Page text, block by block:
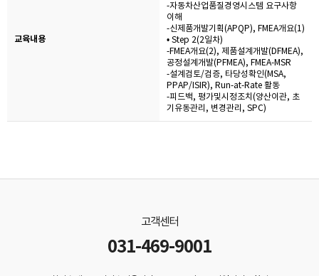
교육내용
-자동차산업품질경영시스템 요구사항
이해
-신제품개발기획(APQP), FMEA개요(1)
• Step 2(2일차)
-FMEA개요(2), 제품설계개발(DFMEA),
공정설계개발(PFMEA), FMEA-MSR
-설계검토/검증, 타당성확인(MSA,
PPAP/ISIR), Run-at-Rate 활동
-피드백, 평가및시정조치(양산이관, 초
기유동관리, 변경관리, SPC)
고객센터
031-469-9001